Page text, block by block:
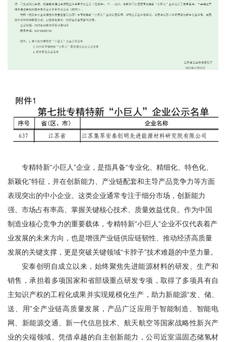
专精特新“小巨人”企业，是指具备“专业化、精细化、特色化、
新颖化”特征，并在创新能力、产业链配套和主导产品竞争力等方面
表现突出的中小企业。这类企业通常专注于细分市场，创新能力
强、市场占有率高、掌握关键核心技术、质量效益优良。作为中国
制造业核心竞争力的重要载体，专精特新“小巨人”企业不仅代表着产
业发展的未来方向，也是增强产业链供应链韧性、推动经济高质量
发展的关键支撑，更是突破关键领域“卡脖子”技术难题的中坚力量。
安泰创明自成立以来，始终聚焦先进能源材料的研发、生产和
销售，承担着多项国家和省部级重点研发专项，取得了多项具有自
主知识产权的工程化成果并实现规模化生产，助力新能源“发、储、
送、用”全产业链高质量发展，产品广泛应用于智能制造、智能电
网、新能源交通、新一代信息技术、航天航空等国家战略性新兴产
业的尖端领域。凭借卓越的自主创新能力，公司近室温固态储氢材